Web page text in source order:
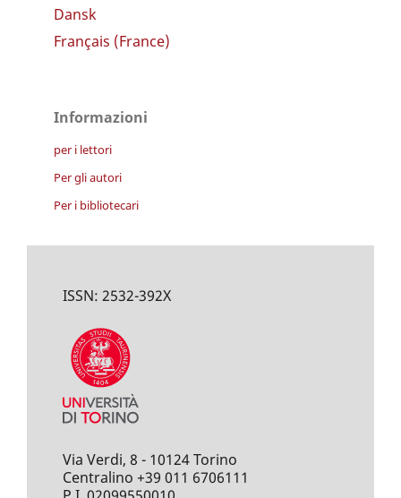
Dansk
Français (France)
Informazioni
per i lettori
Per gli autori
Per i bibliotecari
ISSN: 2532-392X
Via Verdi, 8 - 10124 Torino
Centralino +39 011 6706111